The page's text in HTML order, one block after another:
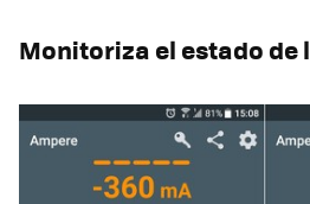
Monitoriza el estado de